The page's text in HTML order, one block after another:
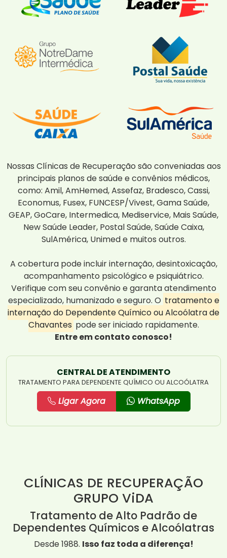
Nossas Clínicas de Recuperação são conveniadas aos
principais planos de saúde e convênios médicos,
como: Amil, AmHemed, Assefaz, Bradesco, Cassi,
Economus, Fusex, FUNCESP/Vivest, Gama Saúde,
GEAP, GoCare, Intermedica, Mediservice, Mais Saúde,
New Saúde Leader, Postal Saúde, Saúde Caixa,
SulAmérica, Unimed e muitos outros.
A cobertura pode incluir internação, desintoxicação,
acompanhamento psicológico e psiquiátrico.
Verifique com seu convênio e garanta atendimento
especializado, humanizado e seguro. O tratamento e
internação do Dependente Químico ou Alcoólatra de
Chavantes pode ser iniciado rapidamente.
Entre em contato conosco!
CENTRAL DE ATENDIMENTO
TRATAMENTO PARA DEPENDENTE QUÍMICO OU ALCOÓLATRA
Ligar Agora WhatsApp
CLÍNICAS DE RECUPERAÇÃO
GRUPO ViDA
Tratamento de Alto Padrão de
Dependentes Químicos e Alcoólatras
Desde 1988. Isso faz toda a diferença!